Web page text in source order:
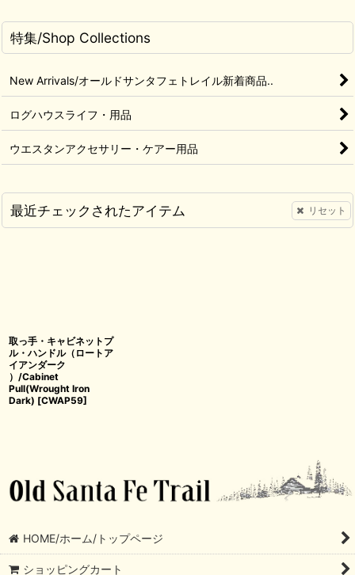
特集/Shop Collections
New Arrivals/オールドサンタフェトレイル新着商品..
ログハウスライフ・用品
ウエスタンアクセサリー・ケアー用品
最近チェックされたアイテム リセット
取っ手・キャビネットプ
ル・ハンドル（ロートア
イアンダーク
）/Cabinet
Pull(Wrought Iron
Dark) [CWAP59]
HOME/ホーム/トップページ
ショッピングカート